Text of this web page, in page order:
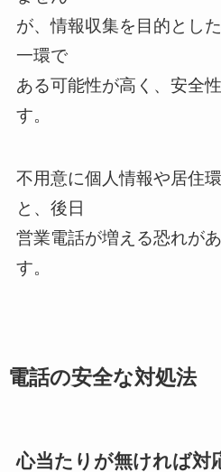
が、情報収集を目的とし
一環で
ある可能性が高く、安全
す。
不用意に個人情報や居住
と、後日
営業電話が増える恐れが
す。
電話の安全な対処法
心当たりが無ければ対